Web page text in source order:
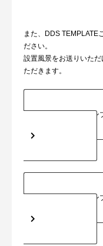
また、DDS TEMPLATE
ださい。
設置風景をお送りいた
ただきます。
テ
テ